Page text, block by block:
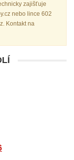
zajišťuje
nebo lince 602
Kontakt na